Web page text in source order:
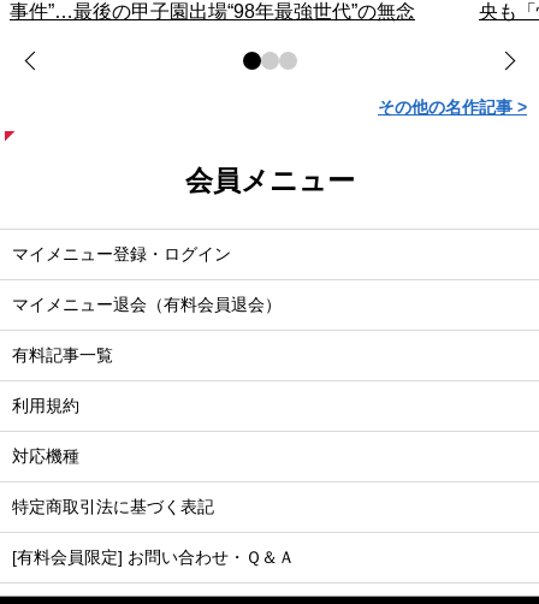
事件”…最後の甲子園出場“98年最強世代”の無念
央も
その他の名作記事 >
会員メニュー
マイメニュー登録・ログイン
マイメニュー退会（有料会員退会）
有料記事一覧
利用規約
対応機種
特定商取引法に基づく表記
[有料会員限定] お問い合わせ・Ｑ＆Ａ